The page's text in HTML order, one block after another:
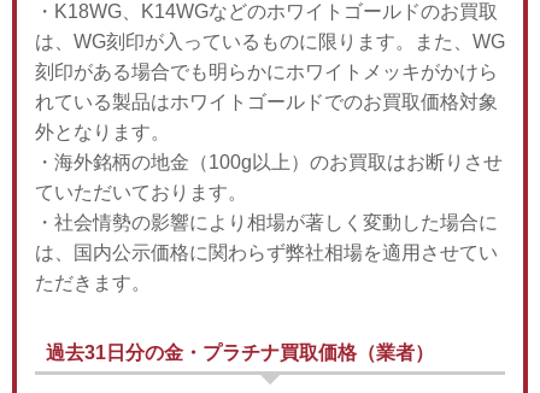
・K18WG、K14WGなどのホワイトゴールドのお買取
は、WG刻印が入っているものに限ります。また、WG
刻印がある場合でも明らかにホワイトメッキがかけら
れている製品はホワイトゴールドでのお買取価格対象
外となります。
・海外銘柄の地金（100g以上）のお買取はお断りさせ
ていただいております。
・社会情勢の影響により相場が著しく変動した場合に
は、国内公示価格に関わらず弊社相場を適用させてい
ただきます。
過去31日分の金・プラチナ買取価格（業者）